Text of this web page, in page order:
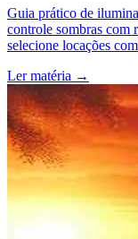
Guia prático de
controle sombras com
selecione locações
Ler matéria →